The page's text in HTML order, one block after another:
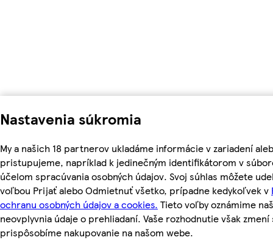
Nastavenia súkromia
My a našich 18 partnerov ukladáme informácie v zariadení
pristupujeme, napríklad k jedinečným identifikátorom v
účelom spracúvania osobných údajov. Svoj súhlas môžete
voľbou Prijať alebo Odmietnuť všetko, prípadne kedykoľvek v
ochranu osobných údajov a cookies. Tieto voľby oznámime
neovplyvnia údaje o prehliadaní. Vaše rozhodnutie však zmení
prispôsobíme nakupovanie na našom webe.